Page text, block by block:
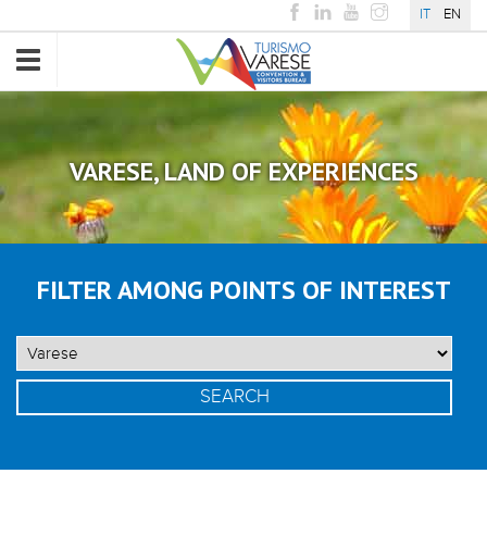
IT EN
Toggle
navigation
VARESE, LAND OF EXPERIENCES
FILTER AMONG POINTS OF INTEREST